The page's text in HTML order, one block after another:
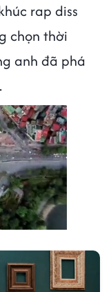
rap diss
chọn thời
anh đã phá